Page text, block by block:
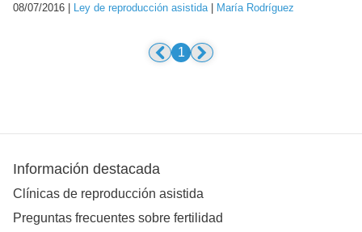
08/07/2016 | Ley de reproducción asistida María Rodríguez
1
Información destacada
Clínicas de reproducción asistida
Preguntas frecuentes sobre fertilidad